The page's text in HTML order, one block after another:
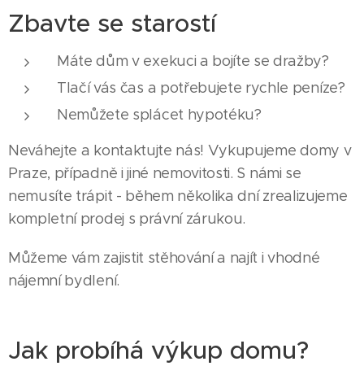
Zbavte se starostí
Máte dům v exekuci a bojíte se dražby?
Tlačí vás čas a potřebujete rychle peníze?
Nemůžete splácet hypotéku?
Neváhejte a kontaktujte nás! Vykupujeme domy v
Praze, případně i jiné nemovitosti. S námi se
nemusíte trápit - během několika dní zrealizujeme
kompletní prodej s právní zárukou.
Můžeme vám zajistit stěhování a najít i vhodné
nájemní bydlení.
Jak probíhá výkup domu?